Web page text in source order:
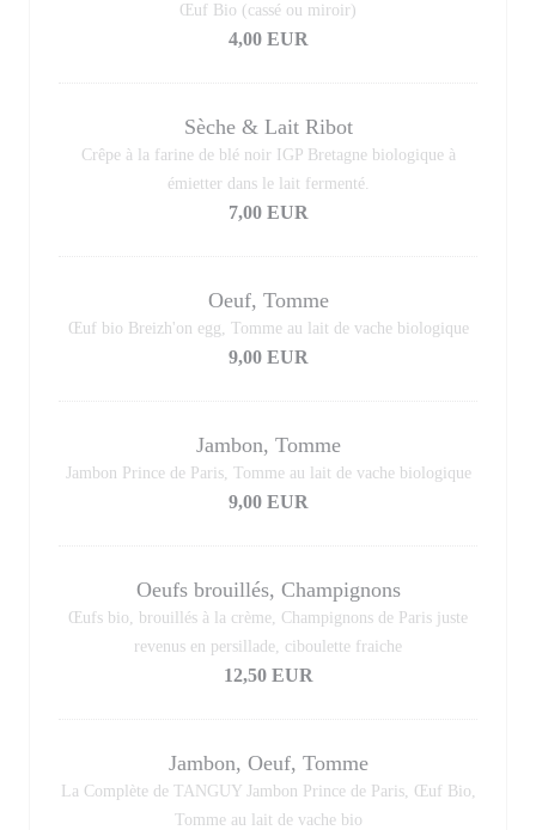
Œuf Bio (cassé ou miroir)
4,00 EUR
Sèche & Lait Ribot
Crêpe à la farine de blé noir IGP Bretagne biologique à
émietter dans le lait fermenté.
7,00 EUR
Oeuf, Tomme
Œuf bio Breizh'on egg, Tomme au lait de vache biologique
9,00 EUR
Jambon, Tomme
Jambon Prince de Paris, Tomme au lait de vache biologique
9,00 EUR
Oeufs brouillés, Champignons
Œufs bio, brouillés à la crème, Champignons de Paris juste
revenus en persillade, ciboulette fraiche
12,50 EUR
Jambon, Oeuf, Tomme
La Complète de TANGUY Jambon Prince de Paris, Œuf Bio,
Tomme au lait de vache bio